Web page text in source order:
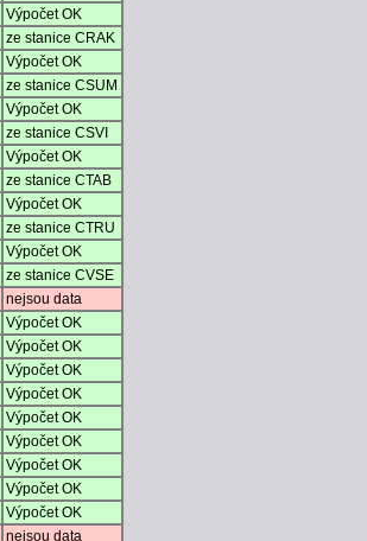
Výpočet OK
ze stanice CRAK
Výpočet OK
ze stanice CSUM
Výpočet OK
ze stanice CSVI
Výpočet OK
ze stanice CTAB
Výpočet OK
ze stanice CTRU
Výpočet OK
ze stanice CVSE
nejsou data
Výpočet OK
Výpočet OK
Výpočet OK
Výpočet OK
Výpočet OK
Výpočet OK
Výpočet OK
Výpočet OK
Výpočet OK
nejsou data